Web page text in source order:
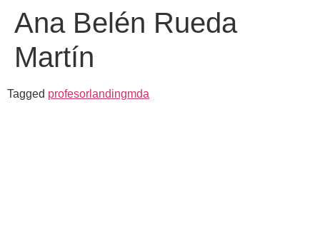
Ana Belén Rueda
Martín
Tagged profesorlandingmda